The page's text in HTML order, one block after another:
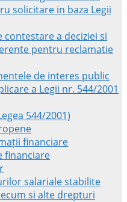
solicitare in baza Legii
contestare a deciziei si
pentru reclamatie
de interes public
a Legii nr. 544/2001
544/2001)
financiare
financiare
salariale stabilite
si alte drepturi